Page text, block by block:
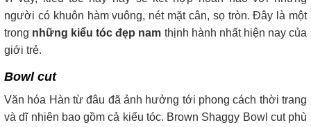
người có khuôn hàm vuông, nét mặt cân, sọ tròn. Đây là một
trong những kiểu tóc đẹp nam thịnh hành nhất hiện nay của
giới trẻ.
Bowl cut
Văn hóa Hàn từ đâu đã ảnh hưởng tới phong cách thời trang
và dĩ nhiên bao gồm cả kiểu tóc. Brown Shaggy Bowl cut phù